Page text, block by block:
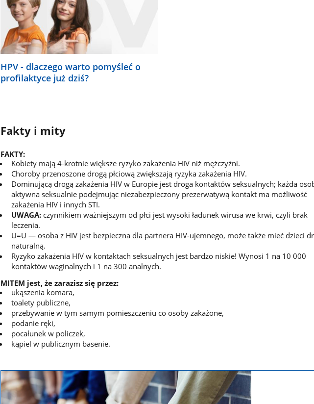
HPV - dlaczego warto pomyśleć o
profilaktyce już dziś?
Fakty i mity
FAKTY:
Kobiety mają 4-krotnie większe ryzyko zakażenia HIV niż mężczyźni.
Choroby przenoszone drogą płciową zwiększają ryzyka zakażenia HIV.
Dominującą drogą zakażenia HIV w Europie jest droga kontaktów seksualnych; każda
aktywna seksualnie podejmując niezabezpieczony prezerwatywą kontakt ma możliwość
zakażenia HIV i innych STI.
UWAGA:czynnikiem ważniejszym od płci jest wysoki ładunek wirusa we krwi, czyli brak
leczenia.
U=U — osoba z HIV jest bezpieczna dla partnera HIV-ujemnego, może także mieć dzieci
naturalną.
Ryzyko zakażenia HIV w kontaktach seksualnych jest bardzo niskie! Wynosi 1 na 10 000
kontaktów waginalnych i 1 na 300 analnych.
MITEM jest, że zarazisz się przez:
ukąszenia komara,
toalety publiczne,
przebywanie w tym samym pomieszczeniu co osoby zakażone,
podanie ręki,
pocałunek w policzek,
kąpiel w publicznym basenie.